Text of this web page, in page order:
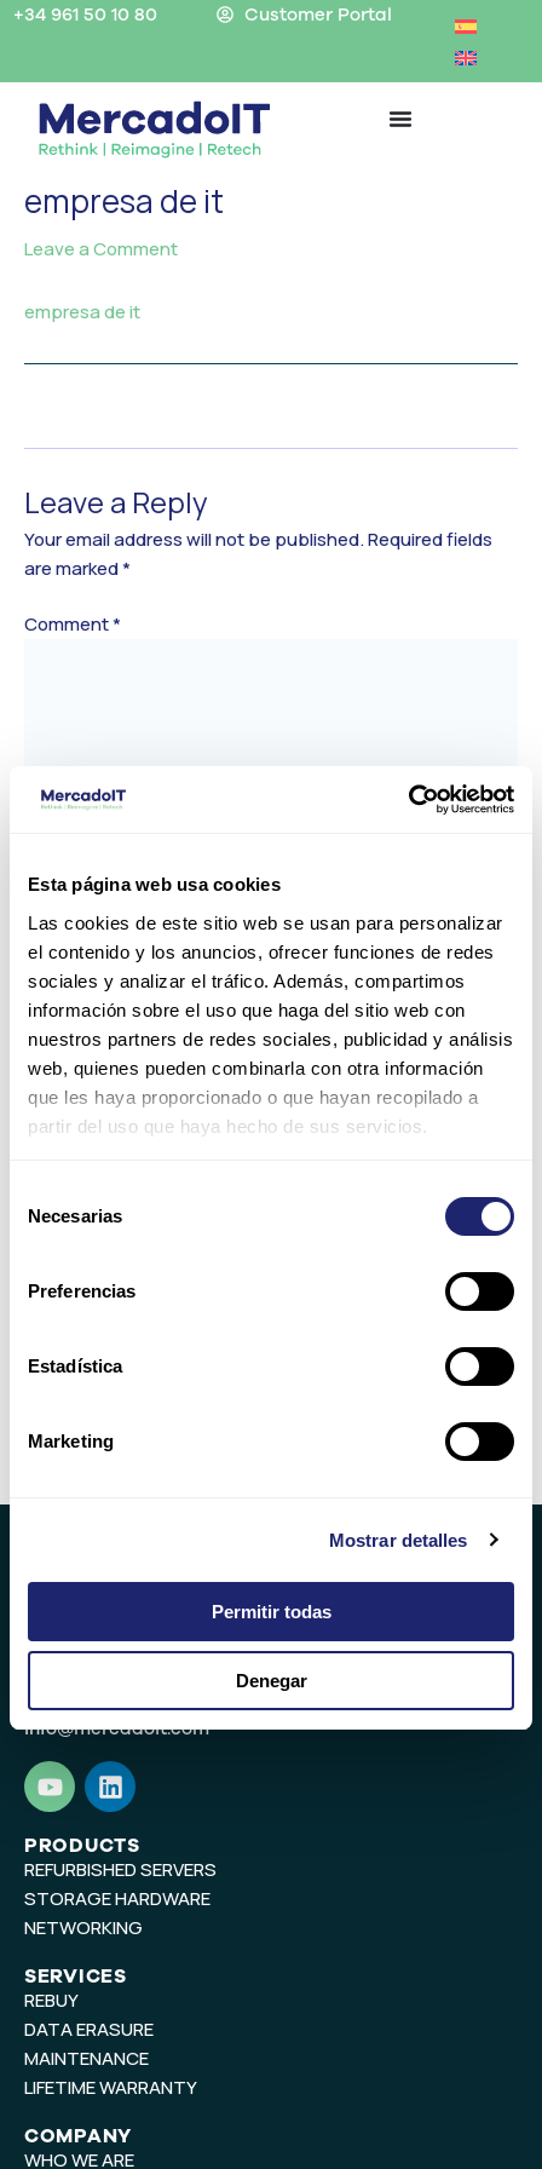
Esta página web usa cookies
Las cookies de este sitio web se usan para personalizar
el contenido y los anuncios, ofrecer funciones de redes
sociales y analizar el tráfico. Además, compartimos
información sobre el uso que haga del sitio web con
nuestros partners de redes sociales, publicidad y análisis
web, quienes pueden combinarla con otra información
que les haya proporcionado o que hayan recopilado a
partir del uso que haya hecho de sus servicios.
Necesarias
Preferencias
Estadística
Marketing
Mostrar detalles
Permitir todas
Denegar
Skip+34 961 50 10 80 Customer Portal
empresa de it
Leave a Comment
empresa de it
Leave a Reply
Your email address will not be published.Required fields
are marked*
Comment*
Name*
Email*
Website
Save my name, email, and website in this browser for
the next time I comment.
info@mercadoit.com
Y
o
u
t
u
b
e
L
i
n
k
e
d
i
PRODUCTS
REFURBISHED SERVERS
STORAGE HARDWARE
NETWORKING
SERVICES
REBUY
DATA ERASURE
MAINTENANCE
LIFETIME WARRANTY
COMPANY
WHO WE ARE